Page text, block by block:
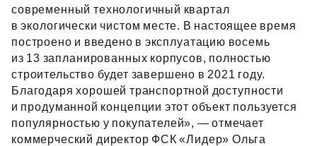
современный технологичный квартал
в экологически чистом месте. В настоящее время
построено и введено в эксплуатацию восемь
из 13 запланированных корпусов, полностью
строительство будет завершено в 2021 году.
Благодаря хорошей транспортной доступности
и продуманной концепции этот объект пользуется
популярностью у покупателей», — отмечает
коммерческий директор ФСК «Лидер» Ольга